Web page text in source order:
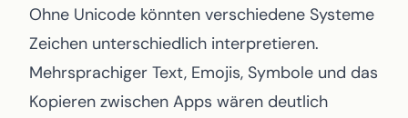
Ohne Unicode könnten verschiedene Systeme
Zeichen unterschiedlich interpretieren.
Mehrsprachiger Text, Emojis, Symbole und das
Kopieren zwischen Apps wären deutlich